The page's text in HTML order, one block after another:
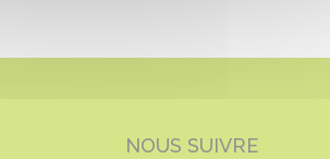
NOUS SUIVRE